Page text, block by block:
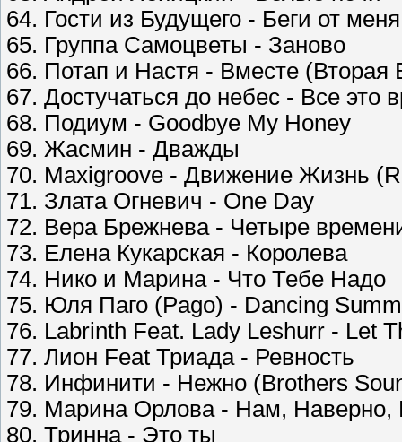
64. Гости из Будущего - Беги от
65. Группа Самоцветы - Заново
66. Потап и Настя - Вместе (Вторая
67. Достучаться до небес - Все это
68. Подиум - Goodbye My Honey
69. Жасмин - Дважды
70. Maxigroove - Движение Жизнь
71. Злата Огневич - One Day
72. Вера Брежнева - Четыре
73. Елена Кукарская - Королева
74. Нико и Марина - Что Тебе Надо
75. Юля Паго (Pago) - Dancing
76. Labrinth Feat. Lady Leshurr - Let
77. Лион Feat Триада - Ревность
78. Инфинити - Нежно (Brothers
79. Марина Орлова - Нам, Наверно,
80. Тринна - Это ты